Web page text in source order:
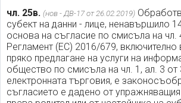
чл. 25в. (нов - ДВ-17 от 26.02.2019)
субект на данни - лице, ненавършило
основа на съгласие по смисъла на чл.
Регламент (ЕС) 2016/679, включително
пряко предлагане на услуги на
общество по смисъла на чл. 1, ал. 3 от
електронната търговия, е
съгласието е дадено от упражняващия